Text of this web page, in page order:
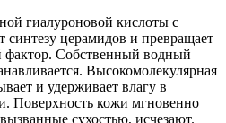
гиалуроновой кислоты с
синтезу церамидов и превращает
Собственный водный
Высокомолекулярная
и удерживает влагу в
Поверхность кожи мгновенно
сухостью, исчезают.